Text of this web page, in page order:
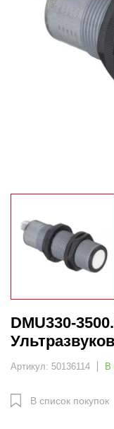
DMU330-
Артикул: 50136114 В
В список покупок